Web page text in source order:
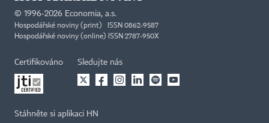
© 1996-2026 Economia, a.s.
Hospodářské noviny (print) ISSN 0862-9587
Hospodářské noviny (online) ISSN 2787-950X
Certifikováno Sledujte nás
Stáhněte si aplikaci HN